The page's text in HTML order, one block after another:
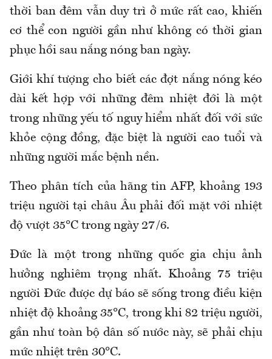
thời ban đêm vẫn duy trì ở mức rất cao, khiến
cơ thể con người gần như không có thời gian
phục hồi sau nắng nóng ban ngày.
Giới khí tượng cho biết các đợt nắng nóng kéo
dài kết hợp với những đêm nhiệt đới là một
trong những yếu tố nguy hiểm nhất đối với sức
khỏe cộng đồng, đặc biệt là người cao tuổi và
những người mắc bệnh nền.
Theo phân tích của hãng tin AFP, khoảng 193
triệu người tại châu Âu phải đối mặt với nhiệt
độ vượt 35°C trong ngày 27/6.
Đức là một trong những quốc gia chịu ảnh
hưởng nghiêm trọng nhất. Khoảng 75 triệu
người Đức được dự báo sẽ sống trong điều kiện
nhiệt độ khoảng 35°C, trong khi 82 triệu người,
gần như toàn bộ dân số nước này, sẽ phải chịu
mức nhiệt trên 30°C.